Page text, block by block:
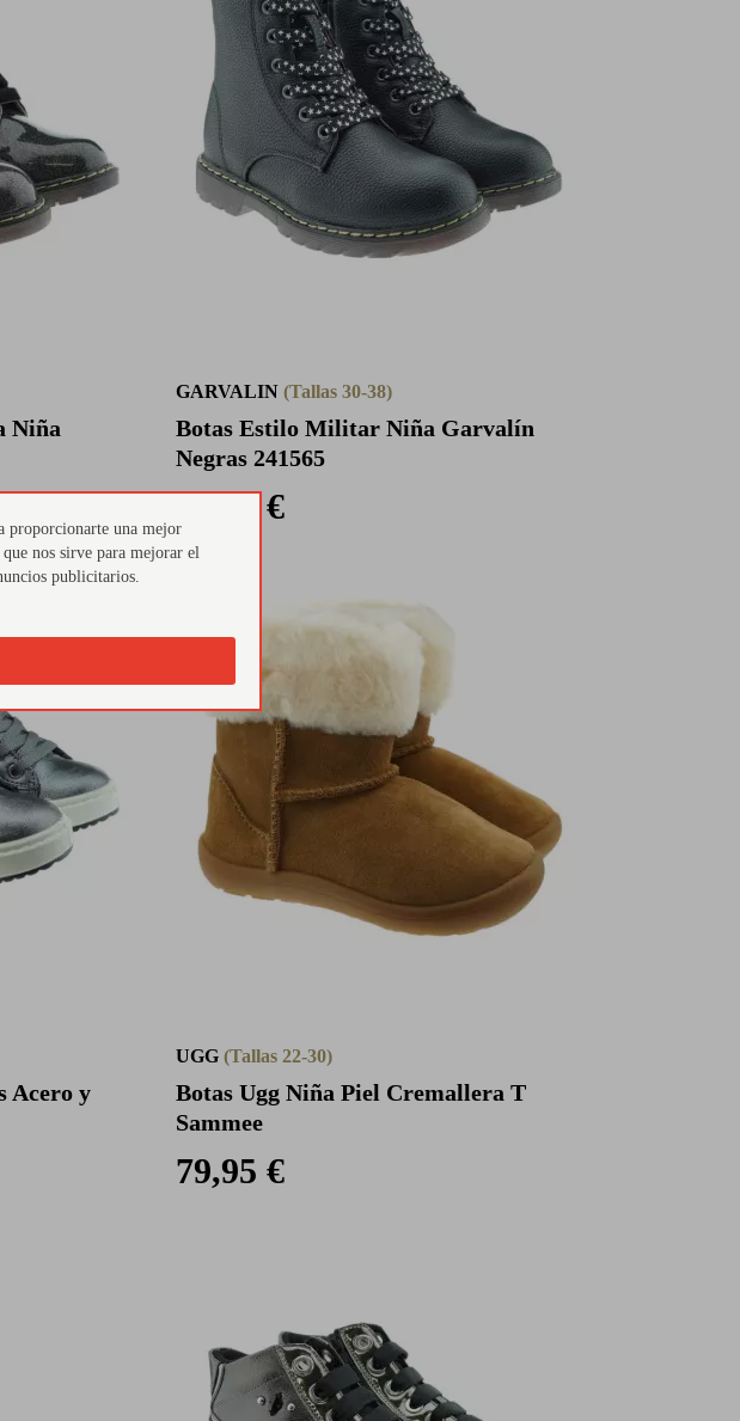
Niña
GARVALIN (Tallas 30-38)
Botas Estilo Militar Niña Garvalín
Negras 241565
49,95 €
Acero y
UGG (Tallas 22-30)
Botas Ugg Niña Piel Cremallera T
Sammee
79,95 €
proporcionarte una mejor
nos sirve para mejorar el
publicitarios.